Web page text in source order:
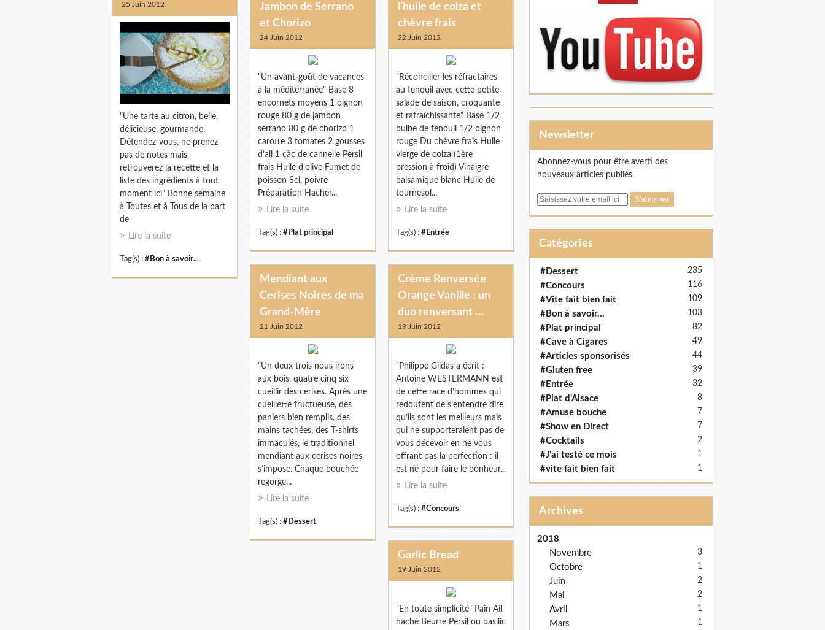
25 Juin 2012
"Une tarte au citron, belle,
délicieuse, gourmande.
Détendez-vous, ne prenez
pas de notes mais
retrouverez la recette et la
liste des ingrédients à tout
moment ici" Bonne semaine
à Toutes et à Tous de la part
de
Lire la suite
Tag(s) : #Bon à savoir...
Jambon de Serrano
et Chorizo
24 Juin 2012
"Un avant-goût de vacances
à la méditerranée" Base 8
encornets moyens 1 oignon
rouge 80 g de jambon
serrano 80 g de chorizo 1
carotte 3 tomates 2 gousses
d’ail 1 càc de cannelle Persil
frais Huile d’olive Fumet de
poisson Sel, poivre
Préparation Hacher...
Lire la suite
Tag(s) : #Plat principal
l’huile de colza et
chèvre frais
22 Juin 2012
"Réconcilier les réfractaires
au fenouil avec cette petite
salade de saison, croquante
et rafraîchissante" Base 1/2
bulbe de fenouil 1/2 oignon
rouge Du chèvre frais Huile
vierge de colza (1ère
pression à froid) Vinaigre
balsamique blanc Huile de
tournesol...
Lire la suite
Tag(s) : #Entrée
Mendiant aux
Cerises Noires de ma
Grand-Mère
21 Juin 2012
"Un deux trois nous irons
aux bois, quatre cinq six
cueillir des cerises. Après une
cueillette fructueuse, des
paniers bien remplis, des
mains tachées, des T-shirts
immaculés, le traditionnel
mendiant aux cerises noires
s’impose. Chaque bouchée
regorge...
Lire la suite
Tag(s) : #Dessert
Crème Renversée
Orange Vanille : un
duo renversant …
19 Juin 2012
"Philippe Gildas a écrit :
Antoine WESTERMANN est
de cette race d’hommes qui
redoutent de s’entendre dire
qu’ils sont les meilleurs mais
qui ne supporteraient pas de
vous décevoir en ne vous
offrant pas la perfection : il
est né pour faire le bonheur...
Lire la suite
Tag(s) : #Concours
Garlic Bread
19 Juin 2012
"En toute simplicité" Pain Ail
haché Beurre Persil ou basilic
Newsletter
Abonnez-vous pour être averti des
nouveaux articles publiés.
E
Catégories
#Dessert 235
#Concours 116
#Vite fait bien fait 109
#Bon à savoir... 103
#Plat principal 82
#Cave à Cigares 49
#Articles sponsorisés 44
#Gluten free 39
#Entrée 32
#Plat d'Alsace 8
#Amuse bouche 7
#Show en Direct 7
#Cocktails 2
#J'ai testé ce mois 1
#vite fait bien fait 1
Archives
2018
Novembre
3
Octobre 1
Juin 2
Mai 2
Avril 1
Mars 1